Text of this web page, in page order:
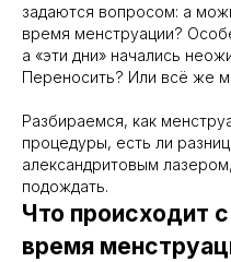
задаются вопросом: а
время менструации?
а «эти дни» начались
Переносить? Или всё же
Разбираемся, как
процедуры, есть ли
александритовым
подождать.
Что происходит
время